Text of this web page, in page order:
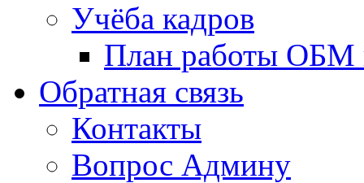
Учёба кадров
План работы ОБМ
Обратная связь
Контакты
Вопрос Админу